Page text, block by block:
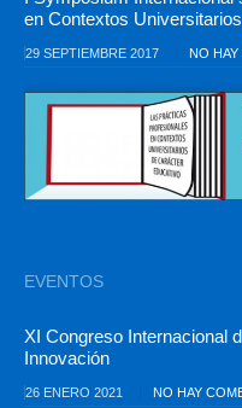
en Contextos
29 SEPTIEMBRE 2017 NO
EVENTOS
XI Congreso Internacional
Innovación
26 ENERO 2021 NO HAY